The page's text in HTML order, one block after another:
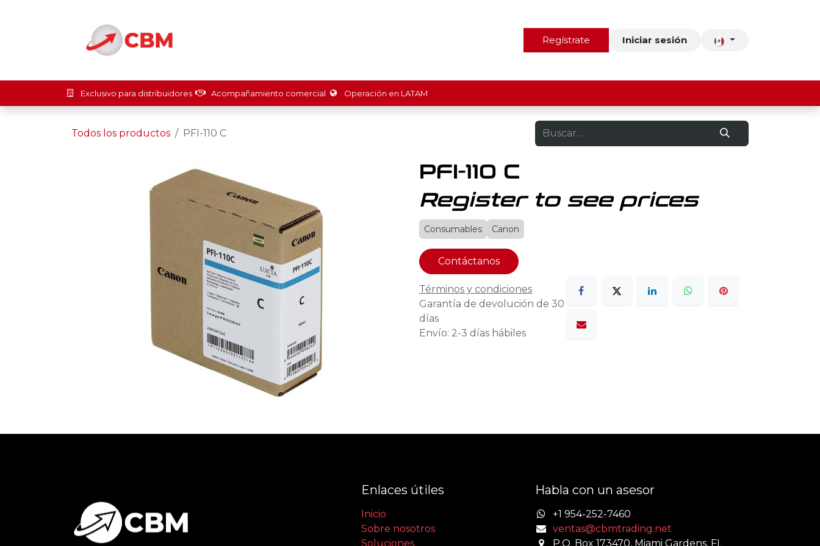
Nosotros Contacto
Regístrate Iniciar sesión
Exclusivo para distribuidores Acompañamiento comercial Operación en LATAM
Todos los productos PFI-110 C
PFI-110 C
Register to see prices
Consumables Canon
Contáctanos
Términos y condiciones
Garantía de devolución de 30
días
Envío: 2-3 días hábiles
Enlaces útiles
Inicio
Sobre nosotros
Soluciones
Habla con un asesor
+1 954-252-7460
ventas@cbmtrading.net
P.O. Box 173470, Miami Gardens, FL